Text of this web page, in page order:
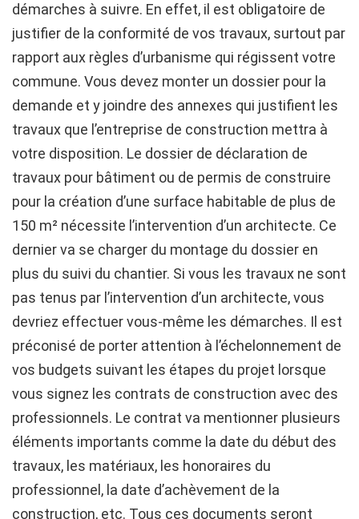
démarches à suivre. En effet, il est obligatoire de
justifier de la conformité de vos travaux, surtout par
rapport aux règles d’urbanisme qui régissent votre
commune. Vous devez monter un dossier pour la
demande et y joindre des annexes qui justifient les
travaux que l’entreprise de construction mettra à
votre disposition. Le dossier de déclaration de
travaux pour bâtiment ou de permis de construire
pour la création d’une surface habitable de plus de
150 m² nécessite l’intervention d’un architecte. Ce
dernier va se charger du montage du dossier en
plus du suivi du chantier. Si vous les travaux ne sont
pas tenus par l’intervention d’un architecte, vous
devriez effectuer vous-même les démarches. Il est
préconisé de porter attention à l’échelonnement de
vos budgets suivant les étapes du projet lorsque
vous signez les contrats de construction avec des
professionnels. Le contrat va mentionner plusieurs
éléments importants comme la date du début des
travaux, les matériaux, les honoraires du
professionnel, la date d’achèvement de la
construction, etc. Tous ces documents seront